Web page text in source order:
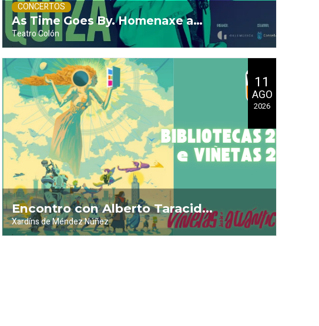
CONCERTOS
As Time Goes By. Homenaxe a
Sinatra de Borja Quiza
Teatro Colón
.
11
AGO
2026
Encontro con Alberto Taracido
Xardíns de Méndez Núñez
.